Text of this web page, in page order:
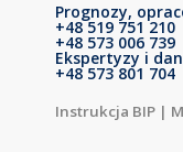
Prognozy,
+48 519 751 210
+48 573 006 739
Ekspertyzy i
+48 573 801 704
Instrukcja BIP |